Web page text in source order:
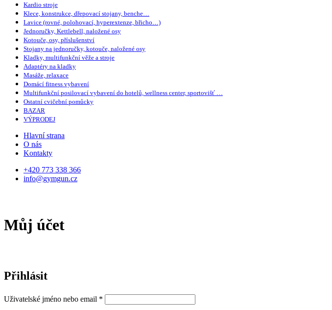
Kardio stroje
Klece, konstrukce, dřepovací stojany, benche…
Lavice (rovné, polohovací, hyperextenze, břicho…)
Jednoručky, Kettlebell, naložené osy
Kotouče, osy, příslušenství
Stojany na jednoručky, kotouče, naložené osy
Kladky, multifunkční věže a stroje
Adaptéry na kladky
Masáže, relaxace
Domácí fitness vybavení
Multifunkční posilovací vybavení do hotelů, wellness center, sportovišť …
Ostatní cvičební pomůcky
BAZAR
VÝPRODEJ
Hlavní strana
O nás
Kontakty
+420 773 338 366
info@gymgun.cz
Můj účet
Přihlásit
Uživatelské jméno nebo email *